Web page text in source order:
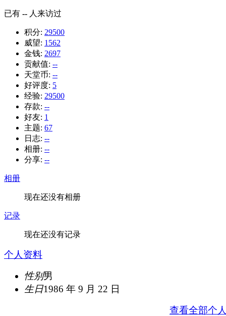
已有 -- 人来访过
积分: 29500
威望: 1562
金钱: 2697
贡献值: --
天堂币: --
好评度: 5
经验: 29500
存款: --
好友: 1
主题: 67
日志: --
相册: --
分享: --
相册
现在还没有相册
记录
现在还没有记录
个人资料
性别男
生日1986 年 9 月 22 日
查看全部个